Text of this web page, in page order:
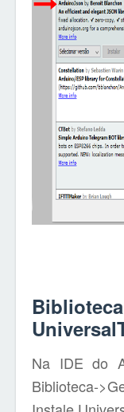
Biblioteca
Na IDE do
Biblioteca-